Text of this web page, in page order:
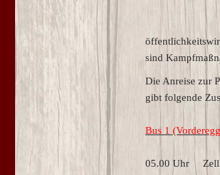
sind
Die Anreise zur
gibt folgende
Bus 1
05.00 Uhr Zell